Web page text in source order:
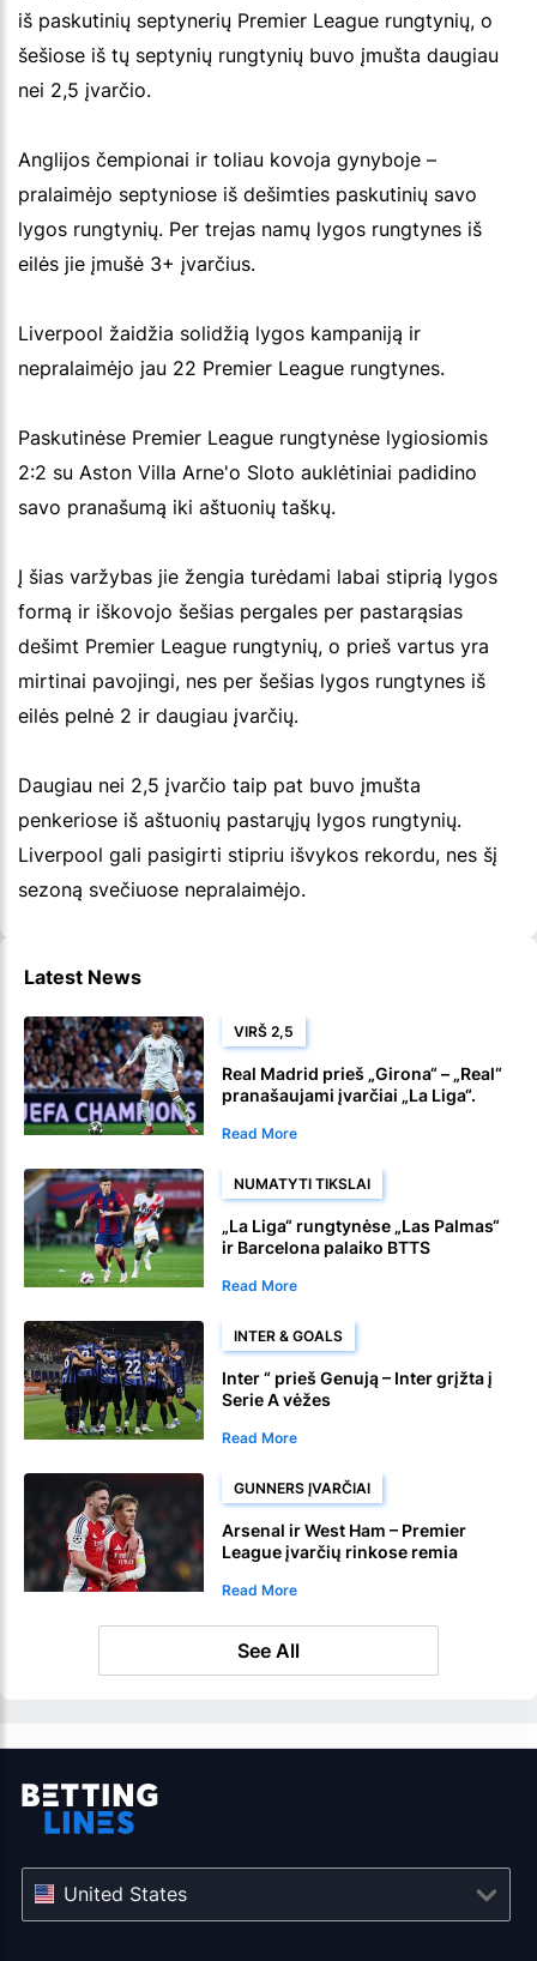
iš paskutinių septynerių Premier League rungtynių, o
šešiose iš tų septynių rungtynių buvo įmušta daugiau
nei 2,5 įvarčio.
Anglijos čempionai ir toliau kovoja gynyboje –
pralaimėjo septyniose iš dešimties paskutinių savo
lygos rungtynių. Per trejas namų lygos rungtynes iš
eilės jie įmušė 3+ įvarčius.
Liverpool žaidžia solidžią lygos kampaniją ir
nepralaimėjo jau 22 Premier League rungtynes.
Paskutinėse Premier League rungtynėse lygiosiomis
2:2 su Aston Villa Arne'o Sloto auklėtiniai padidino
savo pranašumą iki aštuonių taškų.
Į šias varžybas jie žengia turėdami labai stiprią lygos
formą ir iškovojo šešias pergales per pastarąsias
dešimt Premier League rungtynių, o prieš vartus yra
mirtinai pavojingi, nes per šešias lygos rungtynes iš
eilės pelnė 2 ir daugiau įvarčių.
Daugiau nei 2,5 įvarčio taip pat buvo įmušta
penkeriose iš aštuonių pastarųjų lygos rungtynių.
Liverpool gali pasigirti stipriu išvykos rekordu, nes šį
sezoną svečiuose nepralaimėjo.
Latest News
VIRŠ 2,5
Real Madrid prieš „Girona“ – „Real“
pranašaujami įvarčiai „La Liga“.
Read More
NUMATYTI TIKSLAI
„La Liga“ rungtynėse „Las Palmas“
ir Barcelona palaiko BTTS
Read More
INTER & GOALS
Inter “ prieš Genują – Inter grįžta į
Serie A vėžes
Read More
GUNNERS ĮVARČIAI
Arsenal ir West Ham – Premier
League įvarčių rinkose remia
Read More
See All
United States